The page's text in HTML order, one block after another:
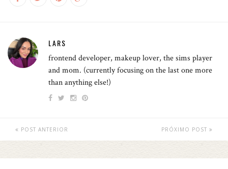
LARS
frontend developer, makeup lover, the sims player
and mom. (currently focusing on the last one more
than anything else!)
POST ANTERIOR PRÓXIMO POST